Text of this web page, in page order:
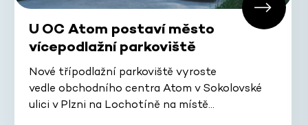
U OC Atom postaví město
vícepodlažní parkoviště
Nové třípodlažní parkoviště vyroste
vedle obchodního centra Atom v Sokolovské
ulici v Plzni na Lochotíně na místě…